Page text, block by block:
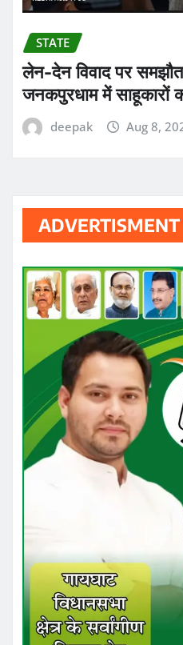
STATE
लेन-देन विवाद पर
जनकपुरधाम में साहूकारों
deepak Aug 8,
ADVERTISMENT